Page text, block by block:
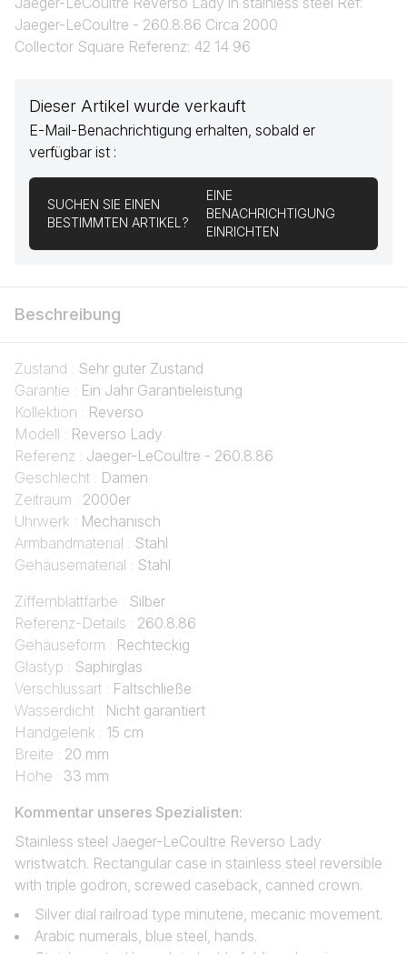
Jaeger-LeCoultre - 260.8.86 Circa 2000
Collector Square Referenz: 42 14 96
Dieser Artikel wurde verkauft
E-Mail-Benachrichtigung erhalten, sobald er
verfügbar ist :
SUCHEN SIE EINEN
BESTIMMTEN ARTIKEL?
EINE
BENACHRICHTIGUNG
EINRICHTEN
Beschreibung
Zustand : Sehr guter Zustand
Garantie : Ein Jahr Garantieleistung
Kollektion : Reverso
Modell : Reverso Lady
Referenz : Jaeger-LeCoultre - 260.8.86
Geschlecht : Damen
Zeitraum : 2000er
Uhrwerk : Mechanisch
Armbandmaterial : Stahl
Gehäusematerial : Stahl
Ziffernblattfarbe : Silber
Referenz-Details : 260.8.86
Gehäuseform : Rechteckig
Glastyp : Saphirglas
Verschlussart : Faltschließe
Wasserdicht : Nicht garantiert
Handgelenk : 15 cm
Breite : 20 mm
Höhe : 33 mm
Kommentar unseres Spezialisten:
Stainless steel Jaeger-LeCoultre Reverso Lady
wristwatch. Rectangular case in stainless steel reversible
with triple godron, screwed caseback, canned crown.
Silver dial railroad type minuterie, mecanic movement.
Arabic numerals, blue steel, hands.